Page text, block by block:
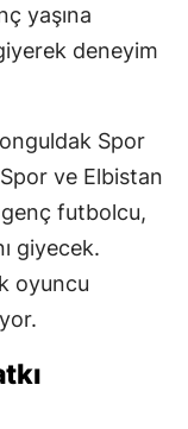
yaşına
deneyim
Spor
ve Elbistan
futbolcu,
giyecek.
oyuncu